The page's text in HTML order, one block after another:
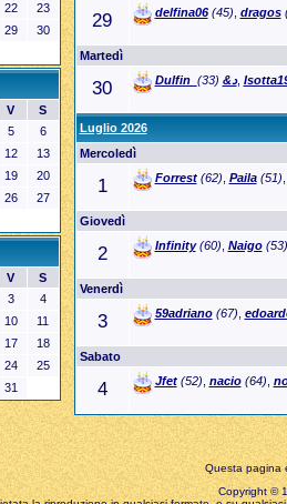
22 23
29 30 29 delfina06(45), dragos
Martedì
30 Dulfin_د& (33) ,
Luglio 2026
Mercoledì
1 Forrest(62), Paila(51)
Giovedì
2 Infinity(60), Naigo(53)
Venerdì
3 59adriano(67),
Sabato
4 Jfet(52), nacio(64),
V S
5 6
12 13
19 20
26 27
V S
3 4
10 11
17 18
24 25
31
Questa pagina
Copyright ©